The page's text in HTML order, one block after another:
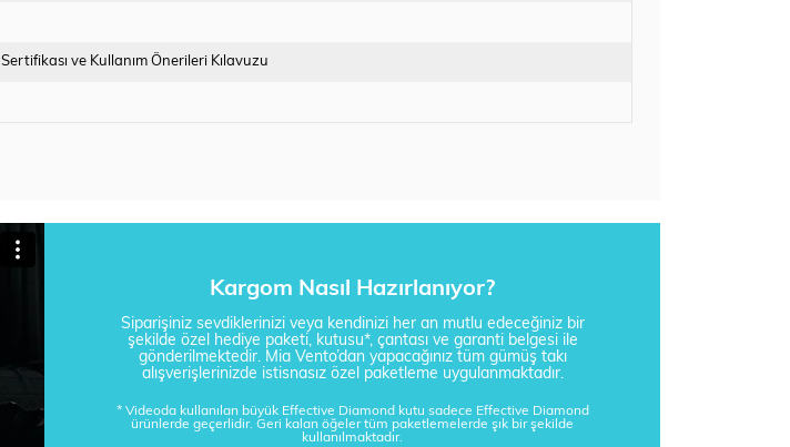
Sertifikası ve Kullanım Önerileri Kılavuzu
Kargom Nasıl Hazırlanıyor?
Siparişiniz sevdiklerinizi veya kendinizi her an mutlu edeceğiniz bir
şekilde özel hediye paketi, kutusu*, çantası ve garanti belgesi ile
gönderilmektedir. Mia Vento’dan yapacağınız tüm gümüş takı
alışverişlerinizde istisnasız özel paketleme uygulanmaktadır.
* Videoda kullanılan büyük Effective Diamond kutu sadece Effective Diamond
ürünlerde geçerlidir. Geri kalan öğeler tüm paketlemelerde şık bir şekilde
kullanılmaktadır.